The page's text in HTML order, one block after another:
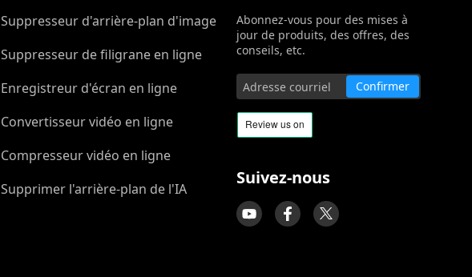
Suppresseur d'arrière-plan d'image
Suppresseur de filigrane en ligne
Enregistreur d'écran en ligne
Convertisseur vidéo en ligne
Compresseur vidéo en ligne
Supprimer l'arrière-plan de l'IA
Abonnez-vous pour des mises à
jour de produits, des offres, des
conseils, etc.
Confirmer
Suivez-nous